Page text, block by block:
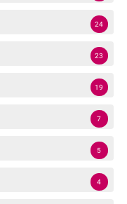
24
23
19
7
5
4